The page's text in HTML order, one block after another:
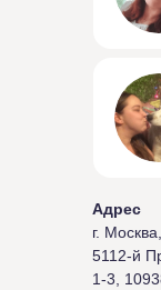
Адрес
г. Москва,
5112-й
1-3,